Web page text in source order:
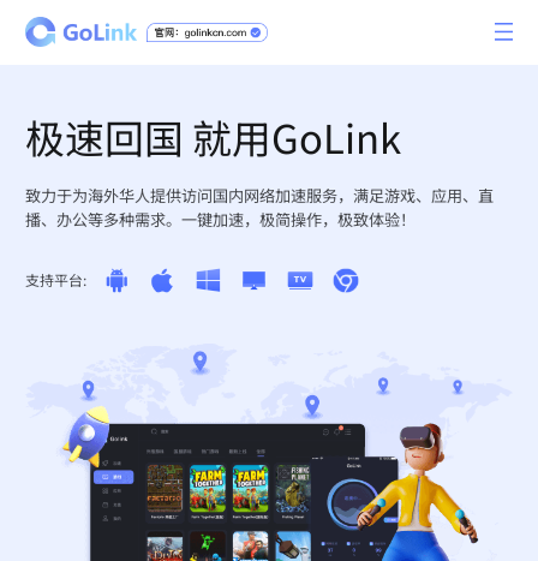
极速回国 就用GoLink
致力于为海外华人提供访问国内网络加速服务，满足游戏、应用、直
播、办公等多种需求。一键加速，极简操作，极致体验！
支持平台: